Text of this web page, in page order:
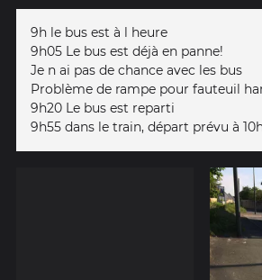
9h le bus est à l heure
9h05 Le bus est déjà en panne!
Je n ai pas de chance avec les bus
Problème de rampe pour fauteuil
9h20 Le bus est reparti
9h55 dans le train, départ prévu à